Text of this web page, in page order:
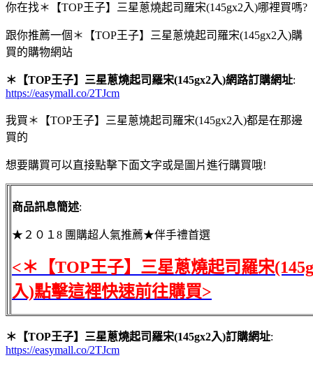
你在找＊【TOP王子】三星蔥燒起司羅宋(145gx2入)哪裡買嗎?
跟你推薦一個＊【TOP王子】三星蔥燒起司羅宋(145gx2入)購
買的購物網站
＊【TOP王子】三星蔥燒起司羅宋(145gx2入)網路訂購網址:
https://easymall.co/2TJcm
我買＊【TOP王子】三星蔥燒起司羅宋(145gx2入)都是在那邊
買的
想要購買可以直接點擊下面文字或是圖片進行購買哦!
商品訊息簡述:
★２０１8 團購超人氣推薦★伴手禮首選
<＊【TOP王子】三星蔥燒起司羅宋
入)點擊這裡快速前往購買>
＊【TOP王子】三星蔥燒起司羅宋(145gx2入)訂購網址:
https://easymall.co/2TJcm